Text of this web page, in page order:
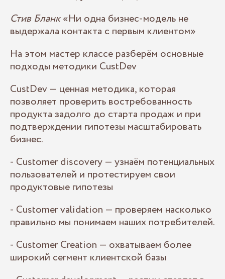
Стив Бланк«Ни одна бизнес-модель не
выдержала контакта с первым клиентом»
На этом мастер классе разберём основные
подходы методики CustDev
CustDev — ценная методика, которая
позволяет проверить востребованность
продукта задолго до старта продаж и при
подтверждении гипотезы масштабировать
бизнес.
- Customer discovery — узнаём потенциальных
пользователей и протестируем свои
продуктовые гипотезы
- Customer validation — проверяем насколько
правильно мы понимаем наших потребителей.
- Customer Creation — охватываем более
широкий сегмент клиентской базы